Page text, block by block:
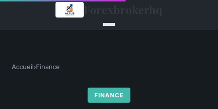
Accueil›Finance
FINANCE